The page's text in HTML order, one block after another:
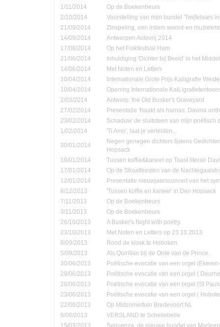
1/11/2014
Op de Boekenbeurs
2/10/2014
Voorstelling van mijn bundel 'Twijfelaars
21/09/2014
Zinspeling, een intiem woord-en
14/09/2014
Antwerpen Autovrij 2014
17/08/2014
Op het Folkfestival Ham
21/06/2014
Inhuldiging 'Dichter bij Beeld' in het
14/06/2014
Met Noten en Letters
10/04/2014
Internationale Grote Prijs Kalligrafie
10/04/2014
Opening Internationale
2/03/2014
Antwerp, the Old Busker's Graveyard
27/02/2014
Presentatie 'Naakt als harnas, Davina
23/02/2014
Schaduw' de sluitsteen van mijn poëtisch
1/02/2014
'Ti Amo', laat je verleiden...
30/01/2014
Negen genegen dichters tijdens
Hopsack
19/01/2014
Tussen koffie&kaneel op Toast literair
17/01/2014
Op de Straatfeesten van de
12/01/2014
Presentatie nieuwjaarsconcert van het
8/12/2013
'Tussen koffie en kaneel' in Den Hopsack
7/11/2013
Op de Boekenbeurs
3/11/2013
Op de Boekenbeurs
26/10/2013
A Busker's Night with poetry.
23/10/2013
Met Noten en Letters op 23.10.2013
8/09/2013
Rond de kiosk te Hoboken.
5/09/2013
Als Quirilian bij de Orde van de Prince.
30/06/2013
Poëtische evocatie van een orgel
29/06/2013
Poëtische evocatie van een orgel (
28/06/2013
Poëtische evocatie van een orgel (St
23/06/2013
Poëtische evocatie van een orgel (
22/06/2013
Op Midzomertuin Bredevoort NL
9/06/2013
VERSLAND te Schellebelle
15/03/2013
Sequenza, de nieuwe bundel van